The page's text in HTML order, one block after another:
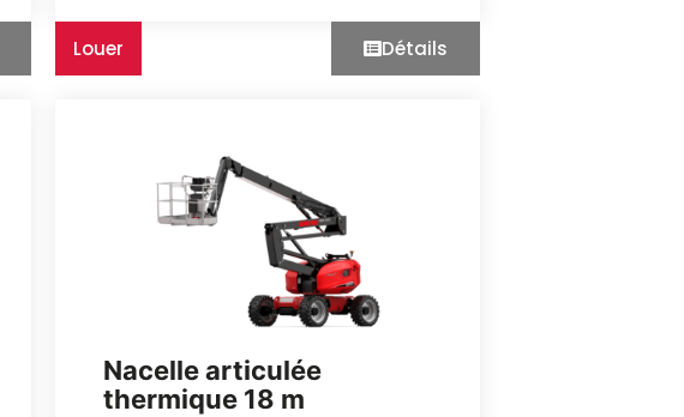
Louer Détails
Nacelle articulée
thermique 18 m